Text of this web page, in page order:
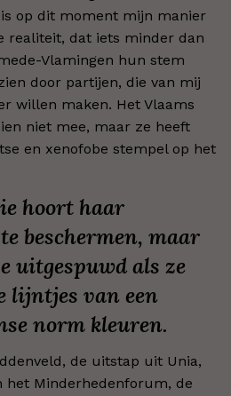
op dit moment mijn manier
realiteit, dat iets minder dan
Vlamingen hun stem
door partijen, die van mij
willen maken. Het Vlaams
niet mee, maar ze heeft
en xenofobe stempel op het
hoort haar
beschermen, maar
uitgespuwd als ze
lijntjes van een
norm kleuren.
de uitstap uit Unia,
het Minderhedenforum, de